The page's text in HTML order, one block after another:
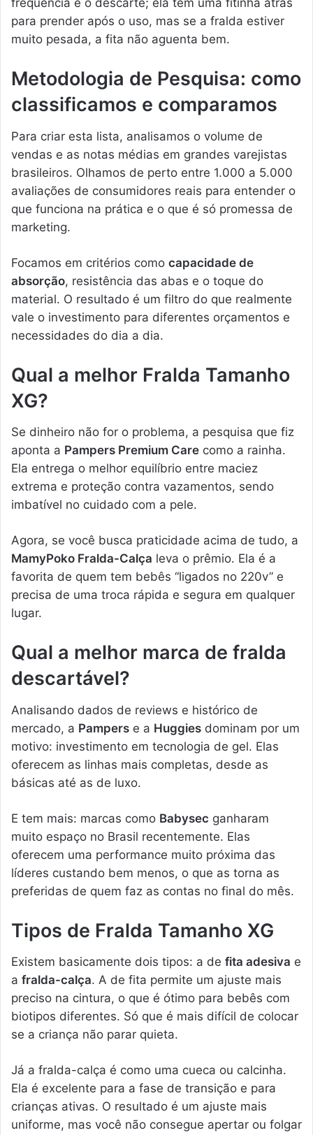
frequência é o descarte; ela tem uma fitinha atrás
para prender após o uso, mas se a fralda estiver
muito pesada, a fita não aguenta bem.
Metodologia de Pesquisa: como
classificamos e comparamos
Para criar esta lista, analisamos o volume de
vendas e as notas médias em grandes varejistas
brasileiros. Olhamos de perto entre 1.000 a 5.000
avaliações de consumidores reais para entender o
que funciona na prática e o que é só promessa de
marketing.
Focamos em critérios como capacidade de
absorção, resistência das abas e o toque do
material. O resultado é um filtro do que realmente
vale o investimento para diferentes orçamentos e
necessidades do dia a dia.
Qual a melhor Fralda Tamanho
XG?
Se dinheiro não for o problema, a pesquisa que fiz
aponta a Pampers Premium Care como a rainha.
Ela entrega o melhor equilíbrio entre maciez
extrema e proteção contra vazamentos, sendo
imbatível no cuidado com a pele.
Agora, se você busca praticidade acima de tudo, a
MamyPoko Fralda-Calça leva o prêmio. Ela é a
favorita de quem tem bebês “ligados no 220v” e
precisa de uma troca rápida e segura em qualquer
lugar.
Qual a melhor marca de fralda
descartável?
Analisando dados de reviews e histórico de
mercado, a Pampers e a Huggies dominam por um
motivo: investimento em tecnologia de gel. Elas
oferecem as linhas mais completas, desde as
básicas até as de luxo.
E tem mais: marcas como Babysec ganharam
muito espaço no Brasil recentemente. Elas
oferecem uma performance muito próxima das
líderes custando bem menos, o que as torna as
preferidas de quem faz as contas no final do mês.
Tipos de Fralda Tamanho XG
Existem basicamente dois tipos: a de fita adesiva e
a fralda-calça. A de fita permite um ajuste mais
preciso na cintura, o que é ótimo para bebês com
biotipos diferentes. Só que é mais difícil de colocar
se a criança não parar quieta.
Já a fralda-calça é como uma cueca ou calcinha.
Ela é excelente para a fase de transição e para
crianças ativas. O resultado é um ajuste mais
uniforme, mas você não consegue apertar ou folgar